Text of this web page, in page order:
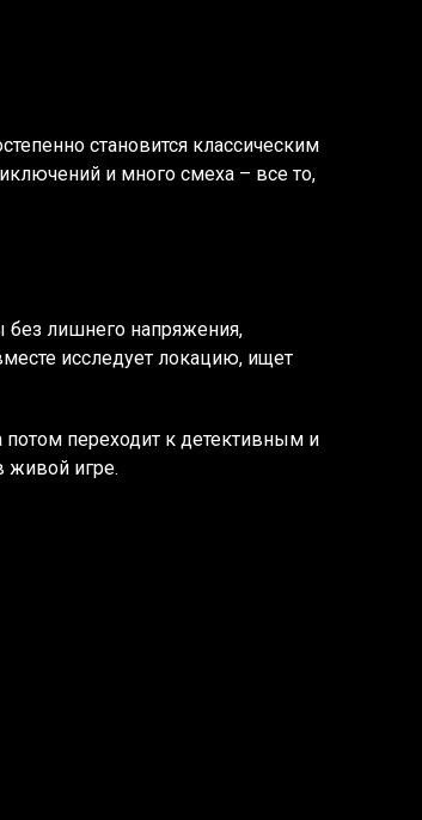
становится классическим
и много смеха – все то,
без лишнего напряжения,
исследует локацию, ищет
потом переходит к детективным и
живой игре.